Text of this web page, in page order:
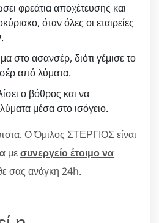
φρεάτια αποχέτευσης και
όταν όλες οι εταιρείες
στο ασανσέρ, διότι γέμισε το
από λύματα.
ο βόθρος και να
μέσα στο ισόγειο.
Ο Όμιλος ΣΤΕΡΓΙΟΣ είναι
μεσυνεργείο έτοιμο να
σας ανάγκη 24h.